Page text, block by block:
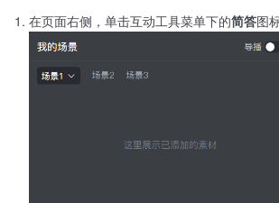
在页面右侧，单击互动工具菜单下的简答图